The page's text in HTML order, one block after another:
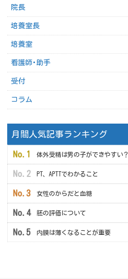
院長
培養室長
培養室
看護師･助手
受付
コラム
月間人気記事ランキング
体外受精は男の子ができやすい？
PT、APTTでわかること
女性のからだと血糖
胚の評価について
内膜は薄くなることが重要